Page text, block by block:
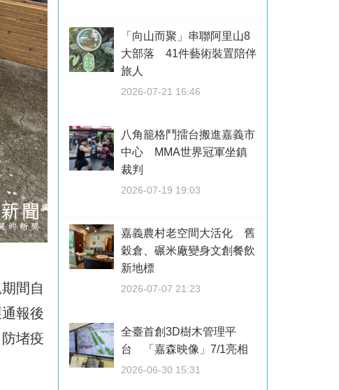
間自
報後
堵疫
「向山而聚」串聯阿里山8
大部落 41件藝術裝置陪伴
旅人
2026-07-21 16:46
八角籠格鬥擂台搬進嘉義市
中心 MMA世界冠軍坐鎮
裁判
2026-07-19 19:03
嘉義農村老空間大活化 舊
穀倉、碾米廠變身文創餐飲
新地標
2026-07-07 21:23
全臺首創3D樹木管理平
台 「嘉森映像」7/1亮相
2026-06-30 15:31